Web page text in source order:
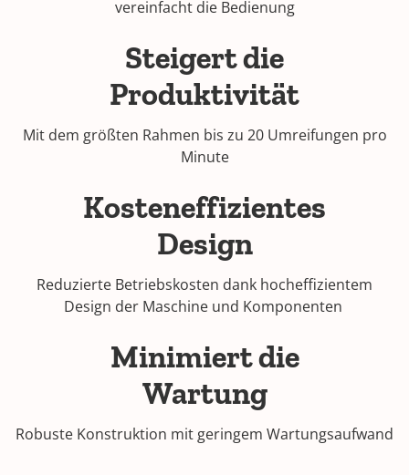
vereinfacht die Bedienung
Steigert die
Produktivität
Mit dem größten Rahmen bis zu 20 Umreifungen pro
Minute
Kosteneffizientes
Design
Reduzierte Betriebskosten dank hocheffizientem
Design der Maschine und Komponenten
Minimiert die
Wartung
Robuste Konstruktion mit geringem Wartungsaufwand